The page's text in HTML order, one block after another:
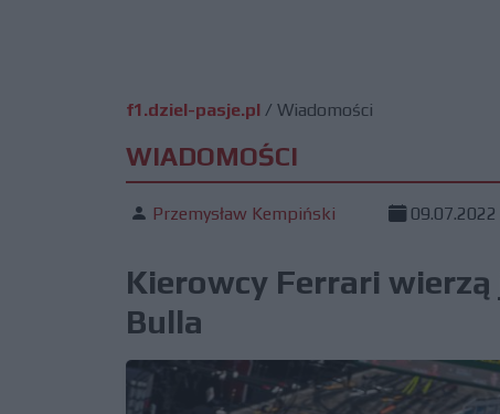
f1.dziel-pasje.pl / Wiadomości
WIADOMOŚCI
Przemysław Kempiński 09.07.2022
Kierowcy Ferrari wierzą
Bulla